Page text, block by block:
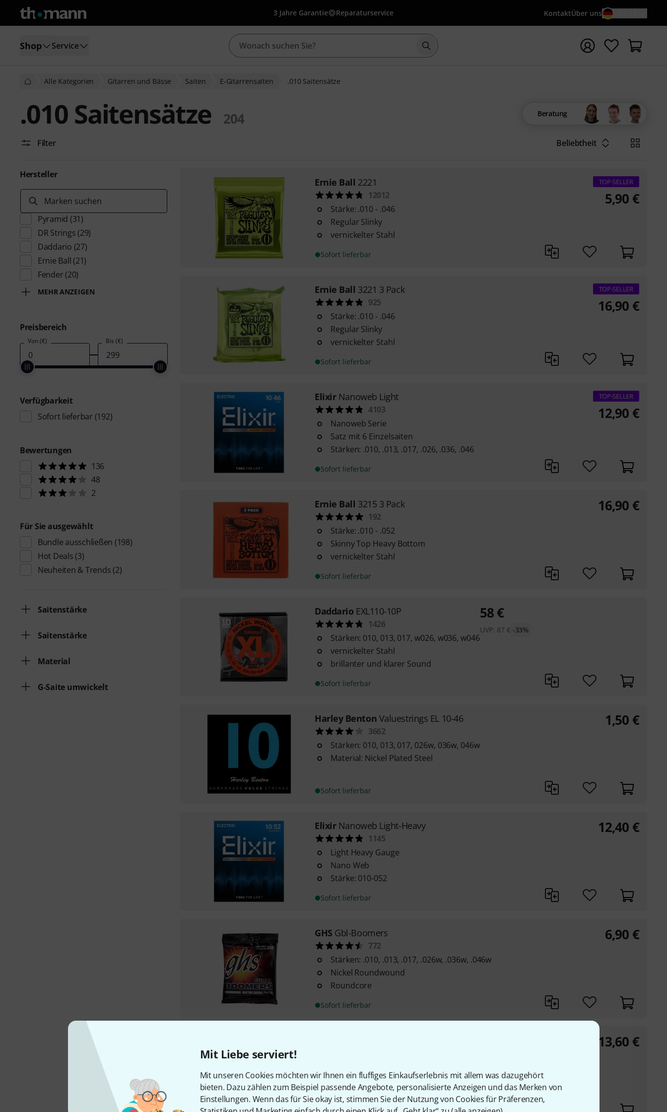
Mit Liebe serviert!
Mit unseren Cookies möchten wir Ihnen ein fluffiges Einkaufserlebnis mit allem was dazugehört
bieten. Dazu zählen zum Beispiel passende Angebote, personalisierte Anzeigen und das Merken von
Einstellungen. Wenn das für Sie okay ist, stimmen Sie der Nutzung von Cookies für Präferenzen,
3 Jahre Garantie Reparaturservice KontaktÜber uns
Shop Service Suche mit Suchwort {searchTerm} starten
Alle Kategorien Gitarren und Bässe Saiten E-Gitarrensaiten .010 Saitensätze
.010 Saitensätze 204 Beratung
Filter Beliebtheit
Hersteller
Marken suchen
Pyramid (31)
DR Strings (29)
Daddario (27)
Ernie Ball (21)
Fender (20)
MEHR ANZEIGEN
Preisbereich
Von (€) Bis (€)
Verfügbarkeit
Sofort lieferbar (192)
Bewertungen
136
48
2
Für Sie ausgewählt
Bundle ausschließen (198)
Hot Deals (3)
Neuheiten & Trends (2)
Saitenstärke
Saitenstärke
Material
G-Saite umwickelt
Ernie Ball 2221
12012
Stärke: .010 - .046
Regular Slinky
vernickelter Stahl
Sofort lieferbar
TOP-SELLER
5,90 €
Ernie Ball 3221 3 Pack
925
Stärke: .010 - .046
Regular Slinky
vernickelter Stahl
Sofort lieferbar
TOP-SELLER
16,90 €
Elixir Nanoweb Light
4103
Nanoweb Serie
Satz mit 6 Einzelsaiten
Stärken: .010, .013, .017, .026, .036, .046
Sofort lieferbar
TOP-SELLER
12,90 €
Ernie Ball 3215 3 Pack
192
Stärke: .010 - .052
Skinny Top Heavy Bottom
vernickelter Stahl
Sofort lieferbar
16,90 €
Daddario EXL110-10P
1426
Stärken: 010, 013, 017, w026, w036, w046
vernickelter Stahl
brillanter und klarer Sound
Sofort lieferbar
58€
UVP: 87 € -33%
Harley Benton Valuestrings EL 10-46
3662
Stärken: 010, 013, 017, 026w, 036w, 046w
Material: Nickel Plated Steel
Sofort lieferbar
1,50 €
Elixir Nanoweb Light-Heavy
1145
Light Heavy Gauge
Nano Web
Stärke: 010-052
Sofort lieferbar
12,40 €
GHS Gbl-Boomers
772
Stärken: .010, .013, .017, .026w, .036w, .046w
Nickel Roundwound
Roundcore
Sofort lieferbar
6,90 €
Saitenstärken: .010, .013, .017, .032, .042, .052
"crisper" Ton wie bei einer unbeschichteten Saite
13,60 €